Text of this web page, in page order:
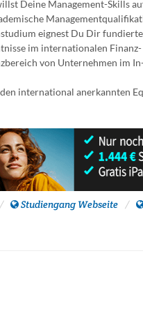
Deine Management-Skills
eignest Du Dir
im internationalen
von Unternehmen im
international anerkannten
Studiengang Webseite